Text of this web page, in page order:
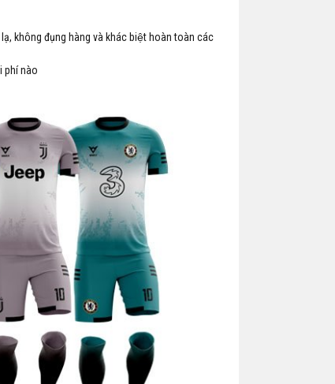
không đụng hàng và khác biệt hoàn toàn các
phí nào